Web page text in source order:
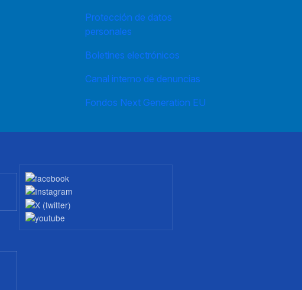
Protección de datos
personales
Boletines electrónicos
Canal interno de denuncias
Fondos Next Generation EU